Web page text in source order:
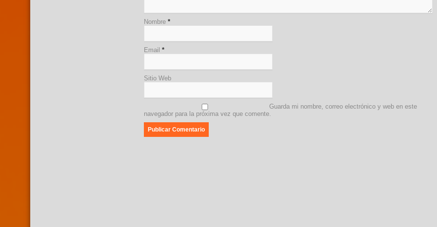
Nombre *
Email *
Sitio Web
Guarda mi nombre, correo electrónico y web en este
navegador para la próxima vez que comente.